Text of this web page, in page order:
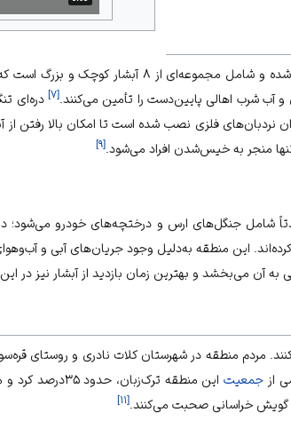
آب شرب اهالی پایین‌دست را تأمین می‌کنند.[۷] دره‌ای
نردبان‌های فلزی نصب شده است تا امکان بالا رفتن از
منجر به خیس‌شدن افراد می‌شود.[۹]
شامل جنگل‌های ارس و درختچه‌های خودرو می‌شود؛
این منطقه به‌دلیل وجود جریان‌های آبی و
آن می‌بخشد و بهترین زمان بازدید از آبشار نیز در
مردم منطقه در شهرستان کلات نادری و روستای
از جمعیت
این منطقه ترک‌زبان،
گویش خراسانی صحبت می‌کنند. [۱۱]